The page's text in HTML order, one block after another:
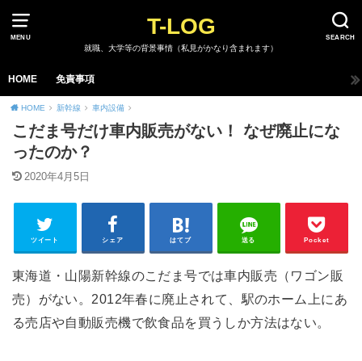
MENU SEARCH
T-LOG
就職、大学等の背景事情（私見がかなり含まれます）
HOME 免責事項
HOME 新幹線 車内設備
こだま号だけ車内販売がない！ なぜ廃止にな
ったのか？
2020年4月5日
ツイート シェア はてブ 送る Pocket
東海道・山陽新幹線のこだま号では車内販売（ワゴン販
売）がない。2012年春に廃止されて、駅のホーム上にあ
る売店や自動販売機で飲食品を買うしか方法はない。